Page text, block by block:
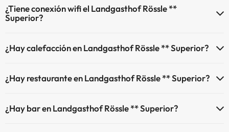
¿Tiene conexión wifi el Landgasthof Rössle **
Superior?
¿Hay calefacción en Landgasthof Rössle ** Superior?
comunes.
¿Hay restaurante en Landgasthof Rössle ** Superior?
¿Hay bar en Landgasthof Rössle ** Superior?